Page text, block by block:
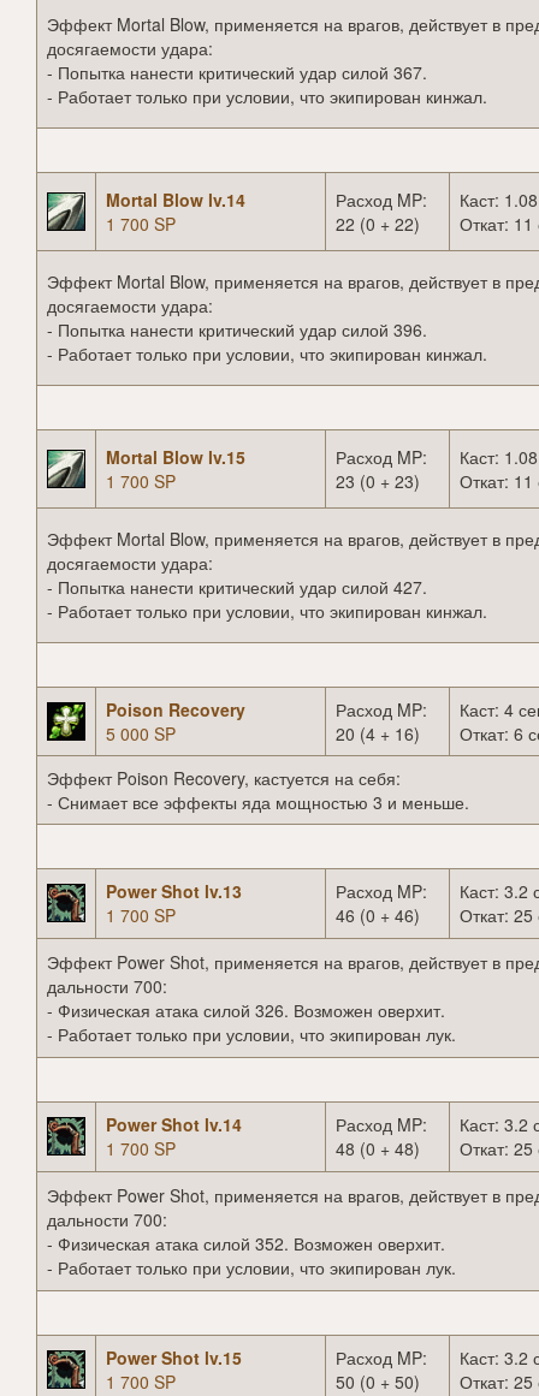
Эффект Mortal Blow, применяется на врагов, действует в
досягаемости удара:
- Попытка нанести критический удар силой 367.
- Работает только при условии, что экипирован кинжал.
Mortal Blow lv.14
1 700 SP
Расход MP:
22 (0 + 22)
Каст:
Откат: 11
Эффект Mortal Blow, применяется на врагов, действует в
досягаемости удара:
- Попытка нанести критический удар силой 396.
- Работает только при условии, что экипирован кинжал.
Mortal Blow lv.15
1 700 SP
Расход MP:
23 (0 + 23)
Каст:
Откат: 11
Эффект Mortal Blow, применяется на врагов, действует в
досягаемости удара:
- Попытка нанести критический удар силой 427.
- Работает только при условии, что экипирован кинжал.
Poison Recovery
5 000 SP
Расход MP:
20 (4 + 16)
Каст: 4
Откат: 6
Эффект Poison Recovery, кастуется на себя:
- Снимает все эффекты яда мощностью 3 и меньше.
Power Shot lv.13
1 700 SP
Расход MP:
46 (0 + 46)
Каст: 3.2
Откат: 25
Эффект Power Shot, применяется на врагов, действует в
дальности 700:
- Физическая атака силой 326. Возможен оверхит.
- Работает только при условии, что экипирован лук.
Power Shot lv.14
1 700 SP
Расход MP:
48 (0 + 48)
Каст: 3.2
Откат: 25
Эффект Power Shot, применяется на врагов, действует в
дальности 700:
- Физическая атака силой 352. Возможен оверхит.
- Работает только при условии, что экипирован лук.
Power Shot lv.15
1 700 SP
Расход MP:
50 (0 + 50)
Каст: 3.2
Откат: 25